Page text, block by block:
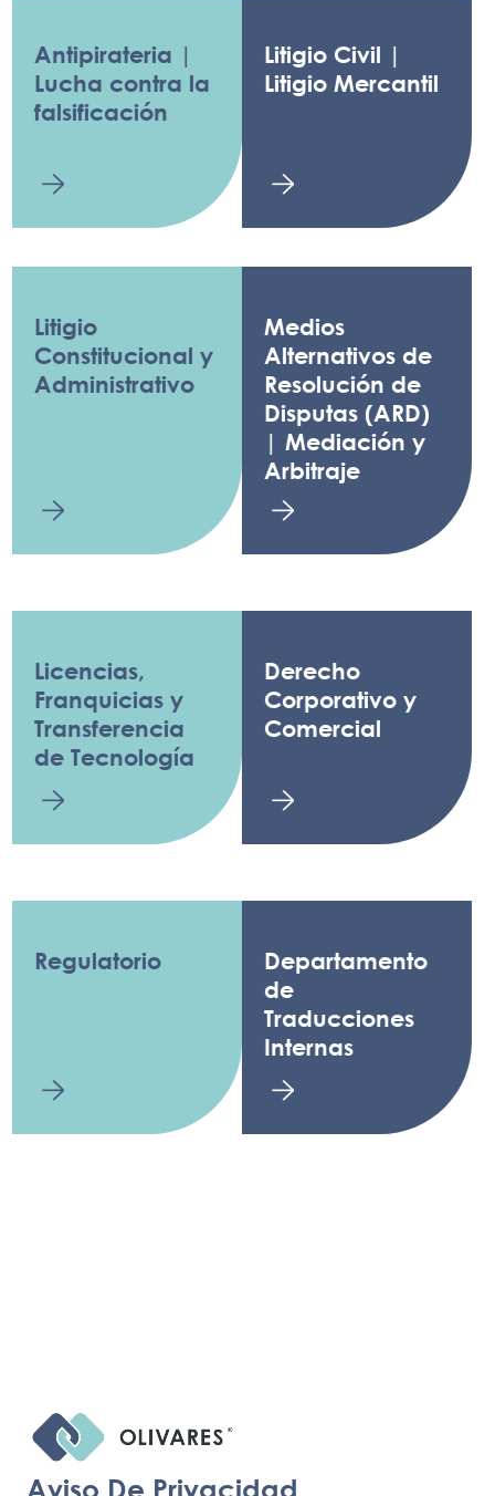
Antipirateria |
Lucha contra la
falsificación
Litigio Civil |
Litigio Mercantil
Litigio
Constitucional y
Administrativo
Medios
Alternativos de
Resolución de
Disputas (ARD)
| Mediación y
Arbitraje
Licencias,
Franquicias y
Transferencia
de Tecnología
Derecho
Corporativo y
Comercial
Regulatorio
Departamento
de
Traducciones
Internas
Aviso De Privacidad